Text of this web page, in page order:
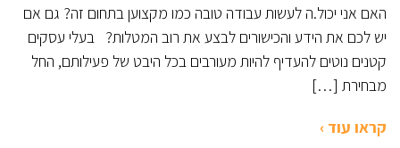
האם אני יכול.ה לעשות עבודה טובה כמו מקצוען בתחום זה? גם אם
יש לכם את הידע והכישורים לבצע את רוב המטלות? בעלי עסקים
קטנים נוטים להעדיף להיות מעורבים בכל היבט של פעילותם, החל
מבחירת […]
קראו עוד ›